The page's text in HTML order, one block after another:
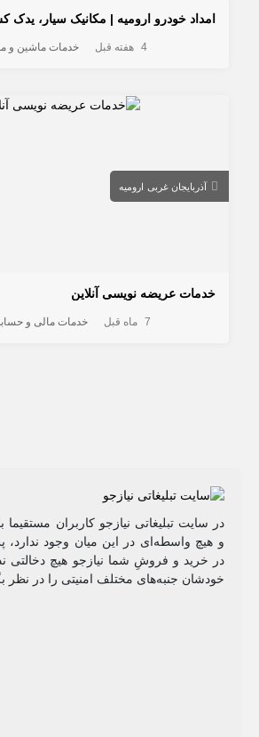
4 هفته قبل خدمات ماشین و
آذربایجان غربی ارومیه
خدمات عریضه نویسی آنلاین
7 ماه قبل خدمات مالی و
در سایت تبلیغاتی نیازجو کاربران
و هیچ واسطه‌ای در این میان وجود
در خرید و فروشِ شما نیازجو هیچ دخالتی
خودشان جنبه‌های مختلف امنیتی را در نظر